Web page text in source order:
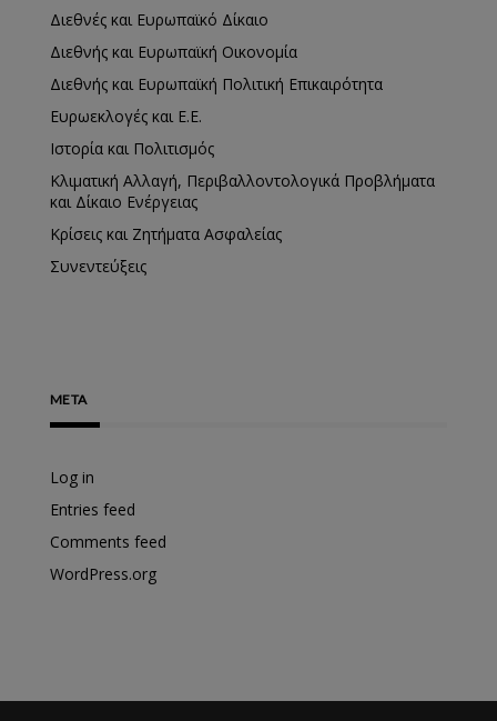
Διεθνές και Ευρωπαϊκό Δίκαιο
Διεθνής και Ευρωπαϊκή Οικονομία
Διεθνής και Ευρωπαϊκή Πολιτική Επικαιρότητα
Ευρωεκλογές και Ε.Ε.
Ιστορία και Πολιτισμός
Κλιματική Αλλαγή, Περιβαλλοντολογικά Προβλήματα
και Δίκαιο Ενέργειας
Κρίσεις και Ζητήματα Ασφαλείας
Συνεντεύξεις
META
Log in
Entries feed
Comments feed
WordPress.org